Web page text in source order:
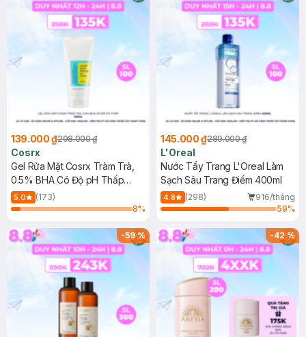
139.000 ₫298.000 ₫
Cosrx
Gel Rửa Mặt Cosrx Tràm Trà,
0.5% BHA Có Độ pH Thấp
150ml
5.0
(173)
8%
145.000 ₫289.000 ₫
L'Oreal
Nước Tẩy Trang L'Oreal Làm
Sạch Sâu Trang Điểm 400ml
4.8 (298)
916/tháng
59%
-59% -42%